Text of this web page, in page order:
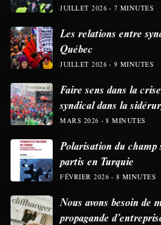
JUILLET 2026 7 MINUTES
Les relations entre
Québec
JUILLET 2026 9 MINUTES
Faire sens dans la
syndical dans la
MARS 2026 8 MINUTES
Polarisation du
partis en Turquie
FÉVRIER 2026 8 MINUTES
Nous avons besoin de
propagande